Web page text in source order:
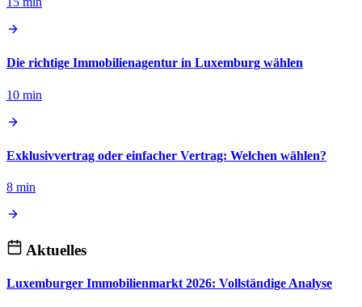
Die richtige Immobilienagentur in Luxemburg wählen
10 min
Exklusivvertrag oder einfacher Vertrag: Welchen wählen?
8 min
Aktuelles
Luxemburger Immobilienmarkt 2026: Vollständige Analyse